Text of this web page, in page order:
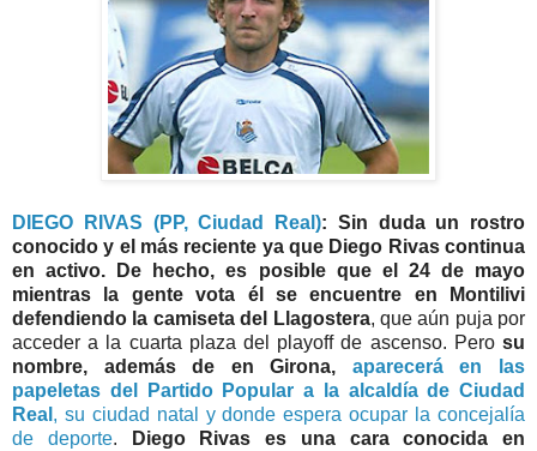
DIEGO RIVAS (PP, Ciudad Real): Sin duda un rostro
conocido y el más reciente ya que Diego Rivas continua
en activo. De hecho, es posible que el 24 de mayo
mientras la gente vota él se encuentre en Montilivi
defendiendo la camiseta del Llagostera, que aún puja por
acceder a la cuarta plaza del playoff de ascenso. Pero su
nombre, además de en Girona, aparecerá en las
papeletas del Partido Popular a la alcaldía de Ciudad
Real , su ciudad natal y donde espera ocupar la concejalía
de deporte.
Diego Rivas es una cara conocida en